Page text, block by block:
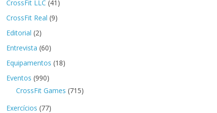
CrossFit LLC (41)
CrossFit Real (9)
Editorial (2)
Entrevista (60)
Equipamentos (18)
Eventos (990)
CrossFit Games (715)
Exercícios (77)